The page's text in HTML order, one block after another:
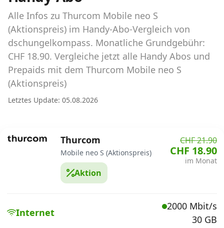
Abos für Tablets, Hotspots und Smart
Watches
Tarifrechner Handy-Abo
Der gute alte Tarifrechner im neuen Design
Infos
Roaming-Tarife abfragen
Handy-Abo-Aktionen
wechseln
Alle Infos zu Thurcom Mobile neo S
(Aktionspreis) im Handy-Abo-Vergleich von
dschungelkompass. Monatliche Grundgebühr:
CHF 18.90. Vergleiche jetzt alle Handy Abos und
Prepaids mit dem Thurcom Mobile neo S
(Aktionspreis)
Letztes Update: 05.08.2026
Thurcom
Mobile neo S (Aktionspreis)
Aktion
CHF 21.90
CHF 18.90
im Monat
Internet
2000 Mbit/s
30 GB